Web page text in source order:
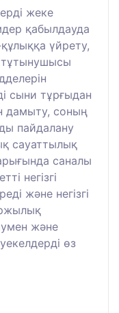
жеке
қабылдауда
үйрету,
сыни тұрғыдан
дамыту, соның
пайдалану
сауаттылық
саналы
негізгі
және негізгі
және
өз